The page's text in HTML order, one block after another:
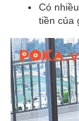
Có
tiền của